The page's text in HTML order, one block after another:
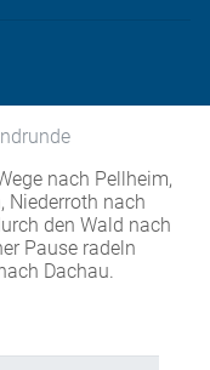
nach Pellheim,
Niederroth nach
den Wald nach
Pause radeln
Dachau.